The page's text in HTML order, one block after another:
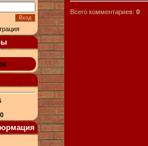
0
Всего комментариев: 0